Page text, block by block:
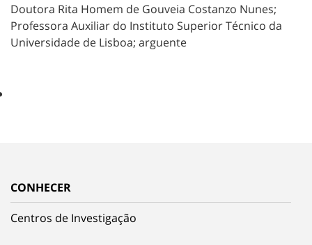
Doutora Rita Homem de Gouveia Costanzo Nunes;
Professora Auxiliar do Instituto Superior Técnico da
Universidade de Lisboa; arguente
CONHECER
Centros de Investigação